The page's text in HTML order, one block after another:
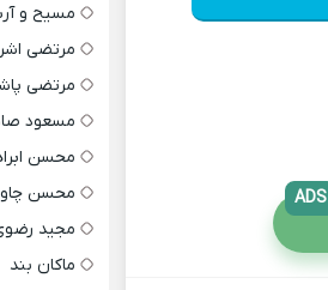
ADS
مسیح و
مرتضی
مرتضی
مسعود
محسن
محسن
مجید
ماکان بند